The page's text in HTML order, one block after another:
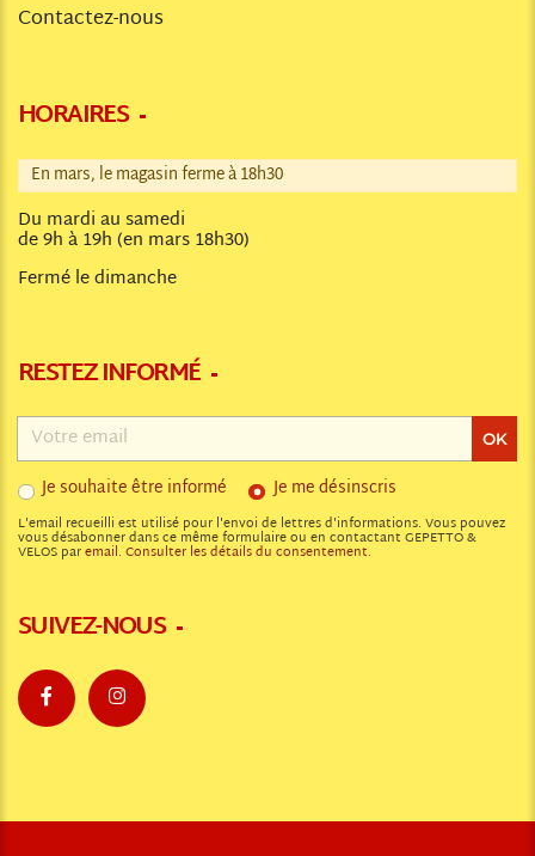
Contactez-nous
HORAIRES
En mars, le magasin ferme à 18h30
Du mardi au samedi
de 9h à 19h (en mars 18h30)
Fermé le dimanche
RESTEZ INFORMÉ
Adresse
email OK
Je souhaite être informé Je me désinscris
L'email recueilli est utilisé pour l'envoi de lettres d'informations. Vous pouvez
vous désabonner dans ce même formulaire ou en contactant GEPETTO &
VELOS paremail. Consulter les détails du consentement.
SUIVEZ-NOUS